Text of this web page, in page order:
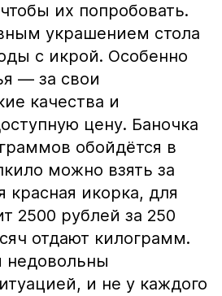
их попробовать.
украшением стола
с икрой. Особенно
— за свои
качества и
цену. Баночка
обойдётся в
можно взять за
красная икорка, для
2500 рублей за 250
отдают килограмм.
и не у каждого